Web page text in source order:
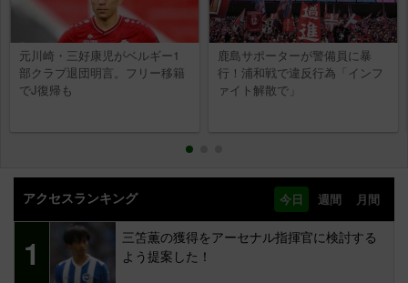
元川崎・三好康児がベルギー1
部クラブ退団明言。フリー移籍
でJ復帰も
鹿島サポーターが警備員に暴
行！浦和戦で違反行為「インフ
ァイト解散で」
アクセスランキング 今日 週間 月間
1
三笘薫の獲得をアーセナル指揮官に検討する
よう提案した！